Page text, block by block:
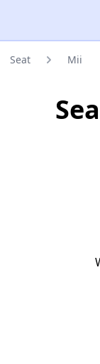
Seat Mii